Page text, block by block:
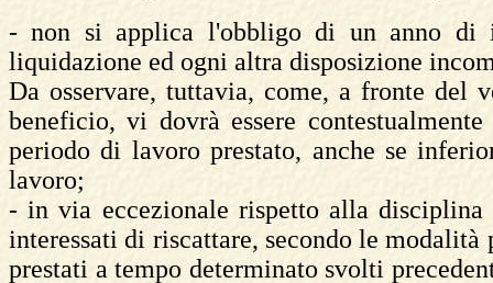
- non si applica l'obbligo di un anno di
liquidazione ed ogni altra disposizione
Da osservare, tuttavia, come, a fronte del
beneficio, vi dovrà essere
periodo di lavoro prestato, anche se
lavoro;
- in via eccezionale rispetto alla
interessati di riscattare, secondo le
prestati a tempo determinato svolti